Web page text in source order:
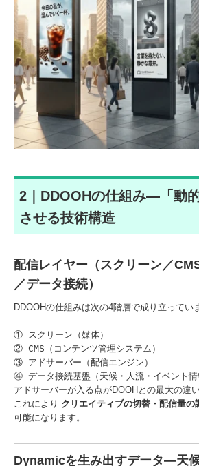
2｜DDOOHの仕組み—「動
させる技術構造
配信レイヤー（スクリーン／
／データ接続）
DDOOHの仕組みは次の4階層で成り立ってい
① スクリーン（媒体）
② CMS（コンテンツ管理システム）
③ アドサーバー（配信エンジン）
④ データ接続基盤（天候・人流・イベント情
アドサーバーが入る点がDOOHとの最大の違い
これにより クリエイティブの切替・配信量の
可能になります。
Dynamicを生み出すデータ—天